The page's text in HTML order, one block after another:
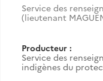
Service des
(lieutenant
Producteur :
Service des
indigènes du